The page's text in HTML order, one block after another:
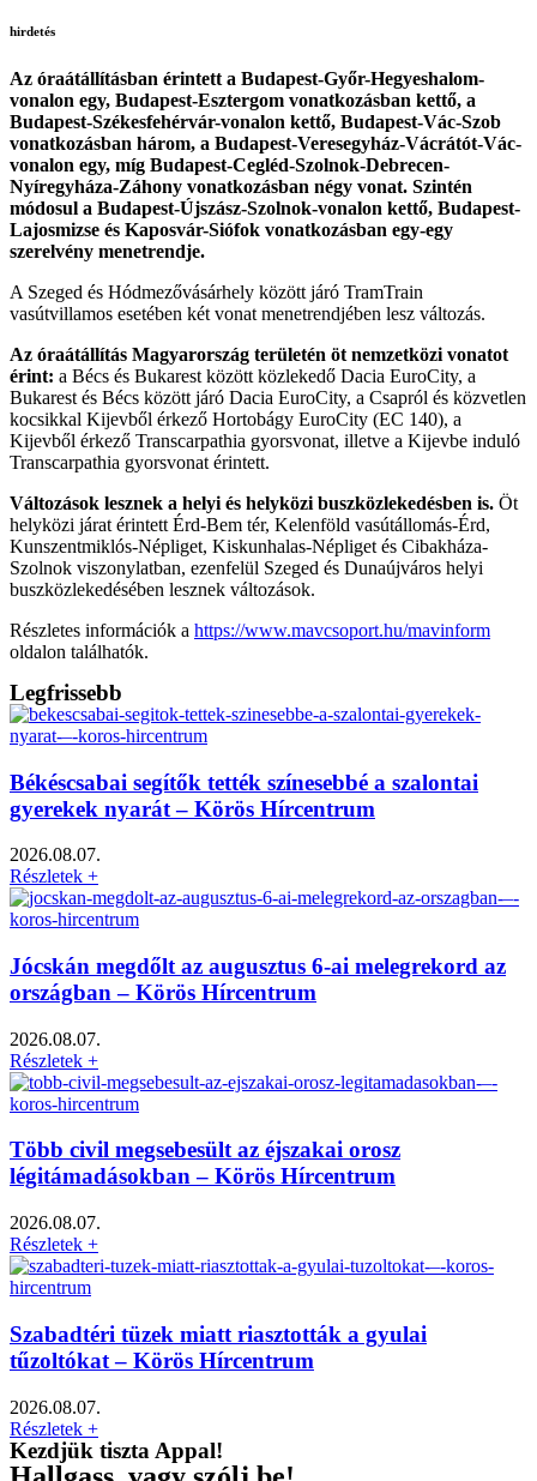
hirdetés
Az óraátállításban érintett a Budapest-Győr-Hegyeshalom-
vonalon egy, Budapest-Esztergom vonatkozásban kettő, a
Budapest-Székesfehérvár-vonalon kettő, Budapest-Vác-Szob
vonatkozásban három, a Budapest-Veresegyház-Vácrátót-Vác-
vonalon egy, míg Budapest-Cegléd-Szolnok-Debrecen-
Nyíregyháza-Záhony vonatkozásban négy vonat. Szintén
módosul a Budapest-Újszász-Szolnok-vonalon kettő, Budapest-
Lajosmizse és Kaposvár-Siófok vonatkozásban egy-egy
szerelvény menetrendje.
A Szeged és Hódmezővásárhely között járó TramTrain
vasútvillamos esetében két vonat menetrendjében lesz változás.
Az óraátállítás Magyarország területén öt nemzetközi vonatot
érint: a Bécs és Bukarest között közlekedő Dacia EuroCity, a
Bukarest és Bécs között járó Dacia EuroCity, a Csapról és közvetlen
kocsikkal Kijevből érkező Hortobágy EuroCity (EC 140), a
Kijevből érkező Transcarpathia gyorsvonat, illetve a Kijevbe induló
Transcarpathia gyorsvonat érintett.
Változások lesznek a helyi és helyközi buszközlekedésben is. Öt
helyközi járat érintett Érd-Bem tér, Kelenföld vasútállomás-Érd,
Kunszentmiklós-Népliget, Kiskunhalas-Népliget és Cibakháza-
Szolnok viszonylatban, ezenfelül Szeged és Dunaújváros helyi
buszközlekedésében lesznek változások.
Részletes információk a https://www.mavcsoport.hu/mavinform
oldalon találhatók.
Legfrissebb
Békéscsabai segítők tették színesebbé a szalontai
gyerekek nyarát – Körös Hírcentrum
2026.08.07.
Részletek +
Jócskán megdőlt az augusztus 6-ai melegrekord az
országban – Körös Hírcentrum
2026.08.07.
Részletek +
Több civil megsebesült az éjszakai orosz
légitámadásokban – Körös Hírcentrum
2026.08.07.
Részletek +
Szabadtéri tüzek miatt riasztották a gyulai
tűzoltókat – Körös Hírcentrum
2026.08.07.
Részletek +
Kezdjük tiszta Appal!